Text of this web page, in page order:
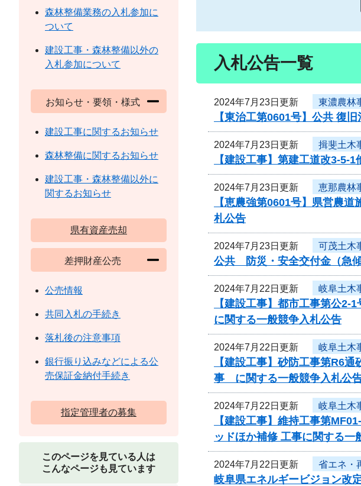
入札公告一覧
2024年7月23日更新 東濃農林
【東治工第0601号】公共 復
2024年7月23日更新 揖斐土木
【建設工事】第建工道改3-
2024年7月23日更新 恵那農林
【恵農強第0601号】県営農
札公告
2024年7月23日更新 可茂土木
公共 防災・安全交付金（急
2024年7月22日更新 岐阜土木
【建設工事】都市工事第公
に関する一般競争入札公告
2024年7月22日更新 岐阜土木
【建設工事】砂防工事第R6
事 に関する一般競争入札公
2024年7月22日更新 岐阜土木
【建設工事】維持工事第
ッドほか補修 工事に関する一
2024年7月22日更新 省エネ・
岐阜県エネルギービジョン改
森林整備業務の入札参加に
ついて
建設工事・森林整備以外の
入札参加について
お知らせ・要領・様式
建設工事に関するお知らせ
森林整備に関するお知らせ
建設工事・森林整備以外に
関するお知らせ
県有資産売却
差押財産公売
公売情報
共同入札の手続き
落札後の注意事項
銀行振り込みなどによる公
売保証金納付手続き
指定管理者の募集
このページを見ている人は
こんなページも見ています